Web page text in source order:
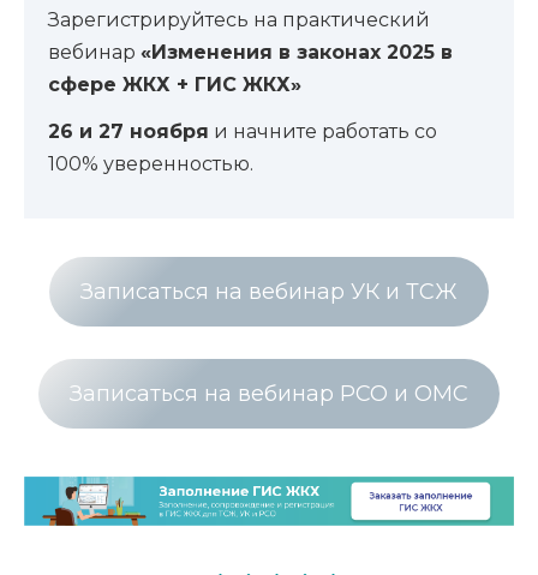
Зарегистрируйтесь на практический
вебинар «Изменения в законах 2025 в
сфере ЖКХ + ГИС ЖКХ»
26 и 27 ноября и начните работать со
100% уверенностью.
Записаться на вебинар УК и ТСЖ
Записаться на вебинар РСО и ОМС